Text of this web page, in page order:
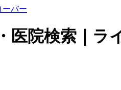
医院検索｜ラ